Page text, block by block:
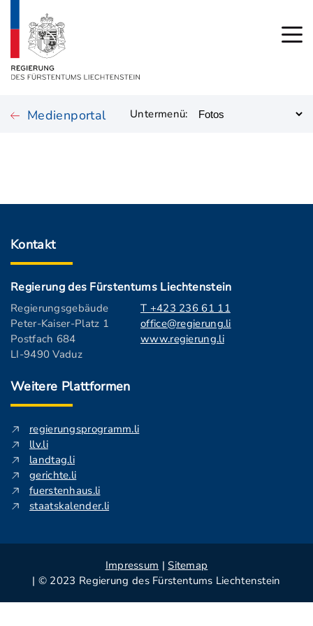
Medienportal Untermenü:
Kontakt
Regierung des Fürstentums Liechtenstein
Regierungsgebäude
Peter-Kaiser-Platz 1
Postfach 684
LI-9490 Vaduz
T +423 236 61 11
office@regierung.li
www.regierung.li
Weitere Plattformen
regierungsprogramm.li
llv.li
landtag.li
gerichte.li
fuerstenhaus.li
staatskalender.li
Impressum | Sitemap
| © 2023 Regierung des Fürstentums Liechtenstein